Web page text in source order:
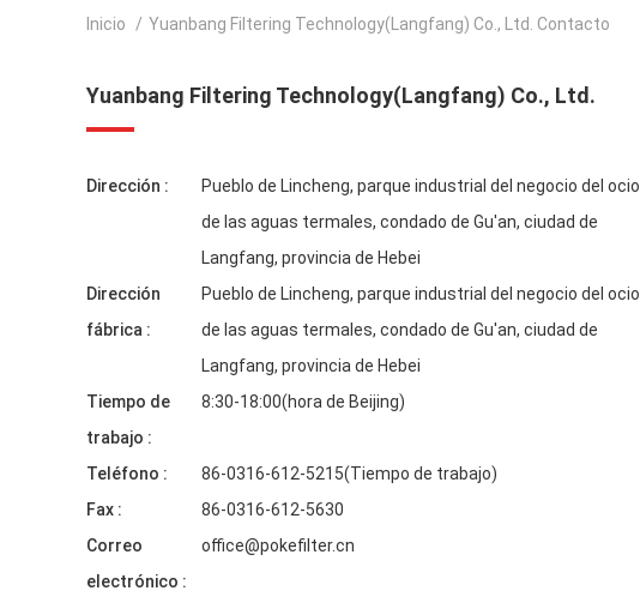
Inicio / Yuanbang Filtering Technology(Langfang) Co., Ltd. Contacto
Yuanbang Filtering Technology(Langfang) Co., Ltd.
Dirección :
Pueblo de Lincheng, parque industrial del negocio del ocio
de las aguas termales, condado de Gu'an, ciudad de
Langfang, provincia de Hebei
Dirección
fábrica :
Pueblo de Lincheng, parque industrial del negocio del ocio
de las aguas termales, condado de Gu'an, ciudad de
Langfang, provincia de Hebei
Tiempo de
trabajo :
8:30-18:00(hora de Beijing)
Teléfono :
86-0316-612-5215(Tiempo de trabajo)
Fax :
86-0316-612-5630
Correo
electrónico :
office@pokefilter.cn